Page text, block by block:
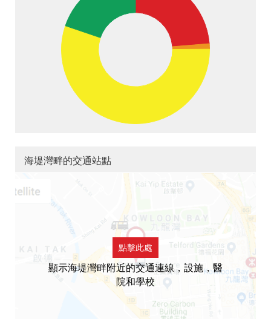
海堤灣畔的交通站點
點擊此處
顯示海堤灣畔附近的交通連線，設施，醫
院和學校